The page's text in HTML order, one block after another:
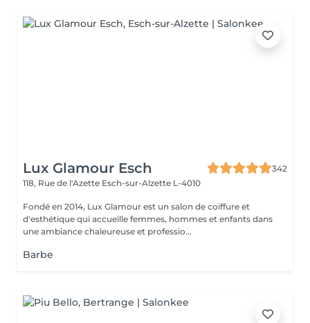
Lux Glamour Esch
342
118, Rue de l'Azette Esch-sur-Alzette L-4010
Fondé en 2014, Lux Glamour est un salon de coiffure et
d'esthétique qui accueille femmes, hommes et enfants dans
une ambiance chaleureuse et professio...
Barbe